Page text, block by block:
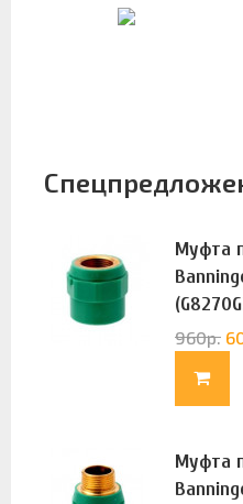
Муфта
960р.
Муфта